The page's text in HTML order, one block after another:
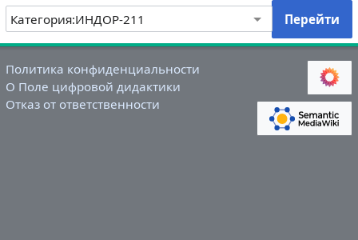
Политика конфиденциальности
О Поле цифровой дидактики
Отказ от ответственности